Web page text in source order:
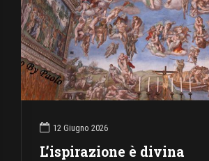
12 Giugno 2026
L’ispirazione è divina